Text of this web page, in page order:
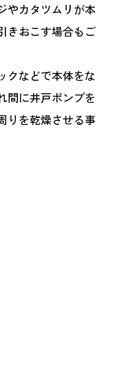
やカタツムリが本
きおこす場合もご
クなどで本体をな
間に井戸ポンプを
りを乾燥させる事